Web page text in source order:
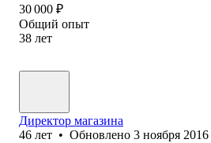
30 000 ₽
Общий опыт
38 лет
Директор магазина
46 лет • Обновлено 3 ноября 2016